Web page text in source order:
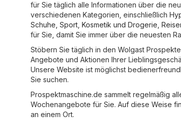
für Sie täglich alle Informationen über die
verschiedenen Kategorien, einschließlich
Schuhe, Sport Kosmetik und Drogerie
für Sie, damit Sie immer über die neuesten
Stöbern Sie täglich in den Wolgast
Angebote und Aktionen Ihrer
Unsere Website ist möglichst
Sie suchen.
Prospektmaschine.de sammelt regelmäßig
Wochenangebote für Sie. Auf diese Weise
an einem Ort.